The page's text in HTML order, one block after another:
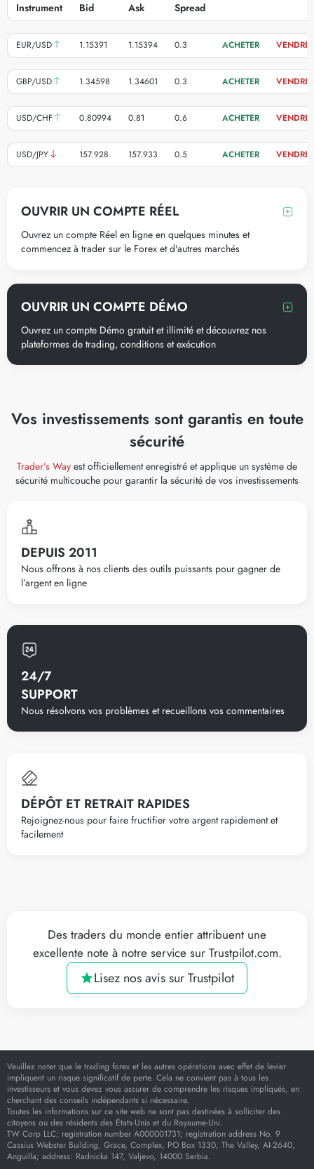
Instrument Bid Ask Spread
EUR/USD 1.15391 1.15394 0.3 ACHETER VENDRE
GBP/USD 1.34598 1.34601 0.3 ACHETER VENDRE
USD/CHF 0.80994 0.81 0.6 ACHETER VENDRE
USD/JPY 157.928 157.933 0.5 ACHETER VENDRE
OUVRIR UN COMPTE RÉEL
Ouvrez un compte Réel en ligne en quelques minutes et
commencez à trader sur le Forex et d'autres marchés
OUVRIR UN COMPTE DÉMO
Ouvrez un compte Démo gratuit et illimité et découvrez nos
plateformes de trading, conditions et exécution
Vos investissements sont garantis en toute
sécurité
Trader’s Way est officiellement enregistré et applique un système de
sécurité multicouche pour garantir la sécurité de vos investissements
DEPUIS 2011
Nous offrons à nos clients des outils puissants pour gagner de
l’argent en ligne
24/7
SUPPORT
Nous résolvons vos problèmes et recueillons vos commentaires
DÉPÔT ET RETRAIT RAPIDES
Rejoignez-nous pour faire fructifier votre argent rapidement et
facilement
Des traders du monde entier attribuent une
excellente note à notre service sur Trustpilot.com.
Lisez nos avis sur Trustpilot
Veuillez noter que le trading forex et les autres opérations avec effet de levier
impliquent un risque significatif de perte. Cela ne convient pas à tous les
investisseurs et vous devez vous assurer de comprendre les risques impliqués, en
cherchant des conseils indépendants si nécessaire.
Toutes les informations sur ce site web ne sont pas destinées à solliciter des
citoyens ou des résidents des États-Unis et du Royaume-Uni.
TW Corp LLC; registration number A000001731; registration address No. 9
Cassius Webster Building, Grace, Complex, PO Box 1330, The Valley, AI-2640,
Anguilla; address: Radnicka 147, Valjevo, 14000 Serbia.